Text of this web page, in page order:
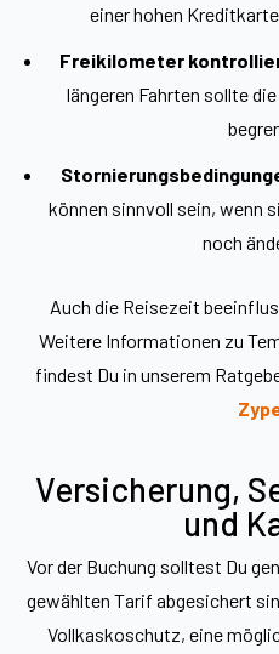
einer hohen
Freikilometer
längeren Fahrten sollte
können sinnvoll sein, wenn
noch
Auch die Reisezeit
Weitere Informationen zu
findest Du in unserem
Versicherung,
und
Vor der Buchung solltest Du
gewählten Tarif abgesichert
Vollkaskoschutz, eine